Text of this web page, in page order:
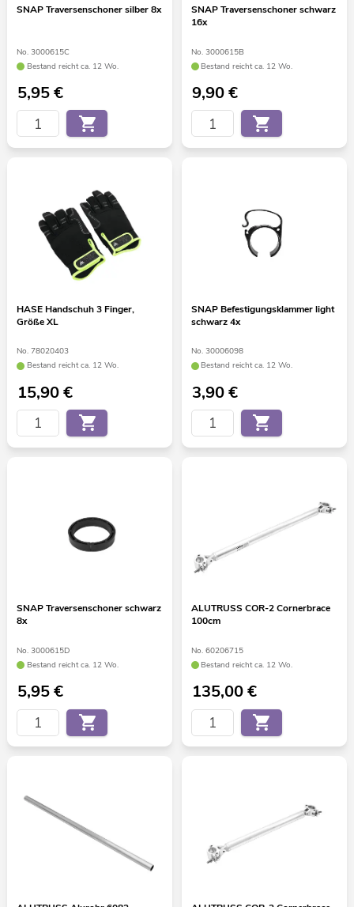
SNAP Traversenschoner silber 8x
No. 3000615C
Bestand reicht ca. 12 Wo.
5,95€
SNAP Traversenschoner schwarz
16x
No. 3000615B
Bestand reicht ca. 12 Wo.
9,90€
HASE Handschuh 3 Finger,
Größe XL
No. 78020403
Bestand reicht ca. 12 Wo.
15,90€
SNAP Befestigungsklammer light
schwarz 4x
No. 30006098
Bestand reicht ca. 12 Wo.
3,90€
SNAP Traversenschoner schwarz
8x
No. 3000615D
Bestand reicht ca. 12 Wo.
5,95€
ALUTRUSS COR-2 Cornerbrace
100cm
No. 60206715
Bestand reicht ca. 12 Wo.
135,00€